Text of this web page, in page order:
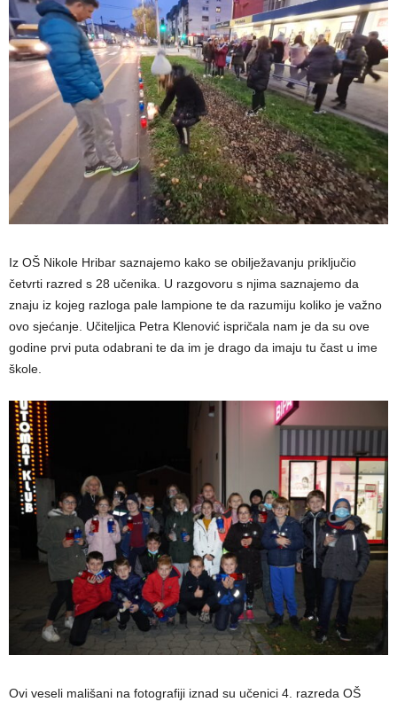
Iz OŠ Nikole Hribar saznajemo kako se obilježavanju priključio
četvrti razred s 28 učenika. U razgovoru s njima saznajemo da
znaju iz kojeg razloga pale lampione te da razumiju koliko je važno
ovo sjećanje. Učiteljica Petra Klenović ispričala nam je da su ove
godine prvi puta odabrani te da im je drago da imaju tu čast u ime
škole.
Ovi veseli mališani na fotografiji iznad su učenici 4. razreda OŠ